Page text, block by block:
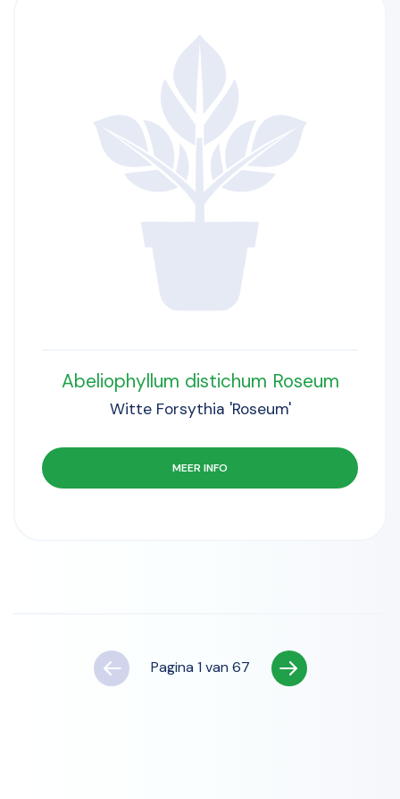
Abeliophyllum distichum Roseum
Witte Forsythia 'Roseum'
MEER INFO
Pagina 1 van 67